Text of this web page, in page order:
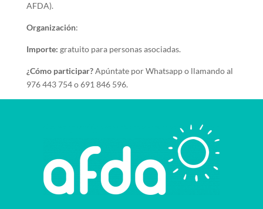
AFDA).
Organización:
Importe: gratuito para personas asociadas.
¿Cómo participar?Apúntate por Whatsapp o llamando al
976 443 754 o 691 846 596.